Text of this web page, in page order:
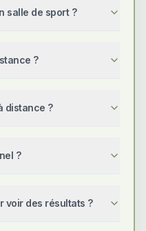
salle de sport ?
?
distance ?
?
voir des résultats ?